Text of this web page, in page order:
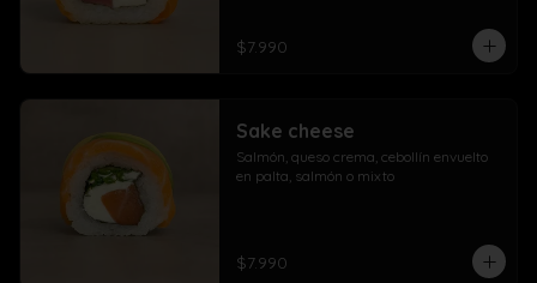
$7.990
Sake cheese
Salmón, queso crema, cebollín envuelto
en palta, salmón o mixto
$7.990